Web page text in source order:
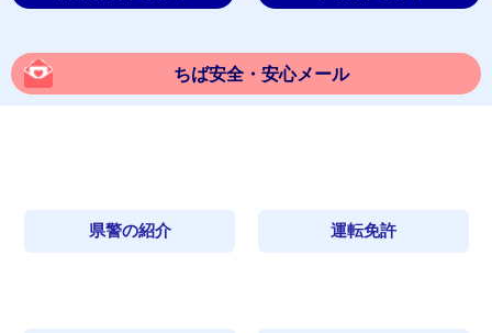
ちば安全・安心メール
県警の紹介 運転免許